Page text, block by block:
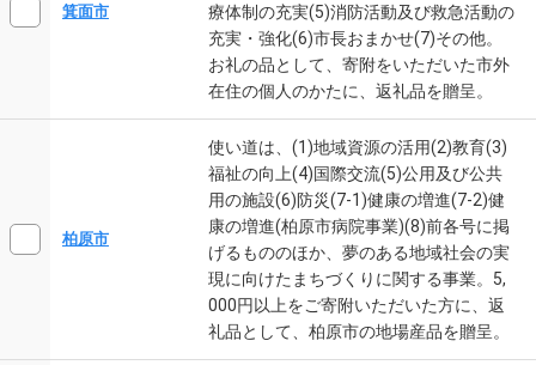
箕面市
療体制の充実(5)消防活動及び救急活動の
充実・強化(6)市長おまかせ(7)その他。
お礼の品として、寄附をいただいた市外
在住の個人のかたに、返礼品を贈呈。
柏原市
使い道は、(1)地域資源の活用(2)教育(3)
福祉の向上(4)国際交流(5)公用及び公共
用の施設(6)防災(7-1)健康の増進(7-2)健
康の増進(柏原市病院事業)(8)前各号に掲
げるもののほか、夢のある地域社会の実
現に向けたまちづくりに関する事業。5,
000円以上をご寄附いただいた方に、返
礼品として、柏原市の地場産品を贈呈。